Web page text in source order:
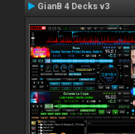
GianB 4 Decks v3